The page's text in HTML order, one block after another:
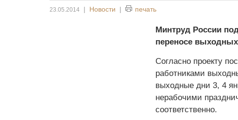
23.05.2014 | Новости | печать
Минтруд России
переносе
Согласно проекту
работниками
выходные дни 3, 4
нерабочими
соответственно.